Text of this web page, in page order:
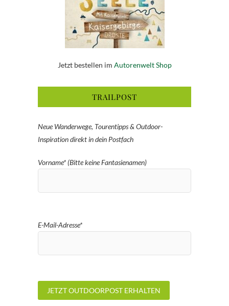
Jetzt bestellen im Autorenwelt Shop
TRAILPOST
Neue Wanderwege, Tourentipps & Outdoor-
Inspiration direkt in dein Postfach
Vorname* (Bitte keine Fantasienamen)
E-Mail-Adresse*